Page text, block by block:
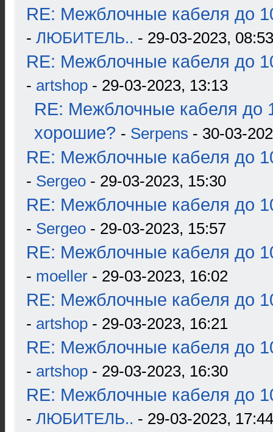
RE: Межблочные кабеля до
- ЛЮБИТЕЛЬ.. - 29-03-2023, 08:53
RE: Межблочные кабеля до
- artshop - 29-03-2023, 13:13
RE: Межблочные кабеля до
хорошие? - Serpens - 30-03-
RE: Межблочные кабеля до
- Sergeo - 29-03-2023, 15:30
RE: Межблочные кабеля до
- Sergeo - 29-03-2023, 15:57
RE: Межблочные кабеля до
- moeller - 29-03-2023, 16:02
RE: Межблочные кабеля до
- artshop - 29-03-2023, 16:21
RE: Межблочные кабеля до
- artshop - 29-03-2023, 16:30
RE: Межблочные кабеля до
- ЛЮБИТЕЛЬ.. - 29-03-2023, 17:44